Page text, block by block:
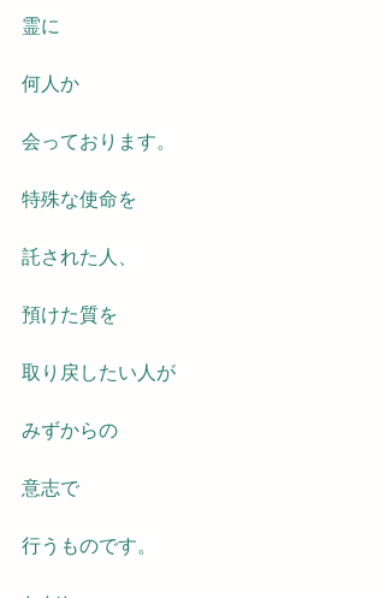
霊に
何人か
会っております。
特殊な使命を
託された人、
預けた質を
取り戻したい人が
みずからの
意志で
行うものです。